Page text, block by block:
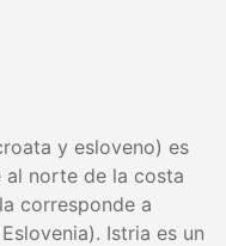
y esloveno) es
al norte de la costa
corresponde a
Istria es un